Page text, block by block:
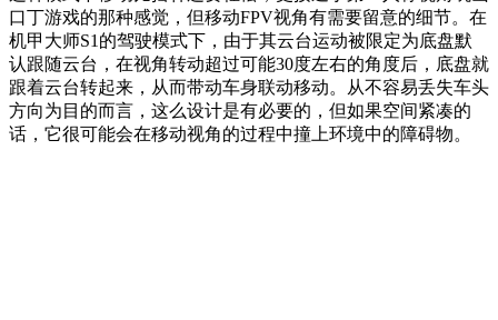
口丁游戏的那种感觉，但移动FPV视角有需要留意的细节。在
机甲大师S1的驾驶模式下，由于其云台运动被限定为底盘默
认跟随云台，在视角转动超过可能30度左右的角度后，底盘就
跟着云台转起来，从而带动车身联动移动。从不容易丢失车头
方向为目的而言，这么设计是有必要的，但如果空间紧凑的
话，它很可能会在移动视角的过程中撞上环境中的障碍物。